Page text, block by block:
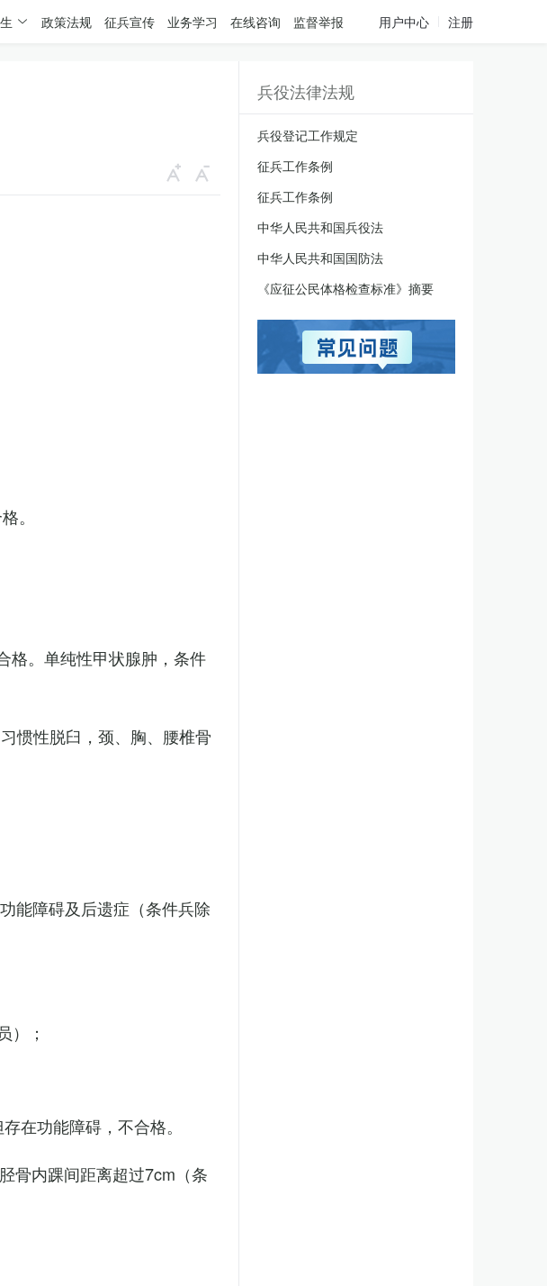
政策法规 征兵宣传 业务学习 在线咨询 监督举报 用户中心 注册
。
格。单纯性甲状腺肿，条件
惯性脱臼，颈、胸、腰椎骨
能障碍及后遗症（条件兵除
）；
在功能障碍，不合格。
骨内踝间距离超过7cm（条
兵役法律法规
兵役登记工作规定
征兵工作条例
征兵工作条例
中华人民共和国兵役法
中华人民共和国国防法
《应征公民体格检查标准》摘要